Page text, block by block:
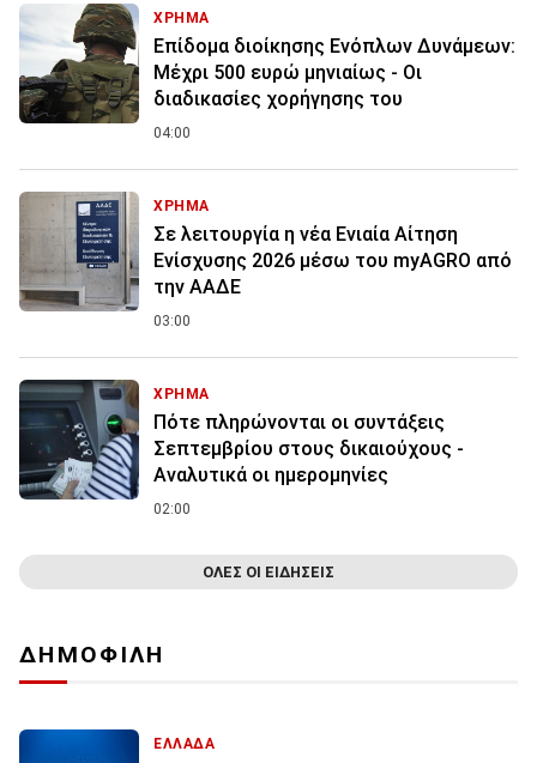
ΧΡΗΜΑ
Επίδομα διοίκησης Ενόπλων Δυνάμεων:
Μέχρι 500 ευρώ μηνιαίως - Οι
διαδικασίες χορήγησης του
04:00
ΧΡΗΜΑ
Σε λειτουργία η νέα Ενιαία Αίτηση
Ενίσχυσης 2026 μέσω του myAGRO από
την ΑΑΔΕ
03:00
ΧΡΗΜΑ
Πότε πληρώνονται οι συντάξεις
Σεπτεμβρίου στους δικαιούχους -
Αναλυτικά οι ημερομηνίες
02:00
ΟΛΕΣ ΟΙ ΕΙΔΗΣΕΙΣ
ΔΗΜΟΦΙΛΗ
ΕΛΛΑΔΑ